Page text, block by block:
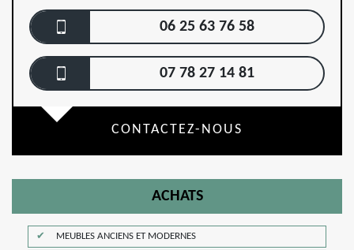
06 25 63 76 58
07 78 27 14 81
CONTACTEZ-NOUS
ACHATS
MEUBLES ANCIENS ET MODERNES